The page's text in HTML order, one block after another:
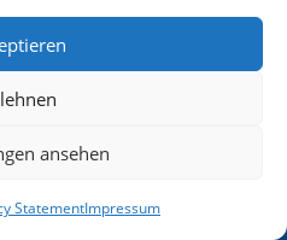
ansehen
StatementImpressum
Cookie Policy (EU)